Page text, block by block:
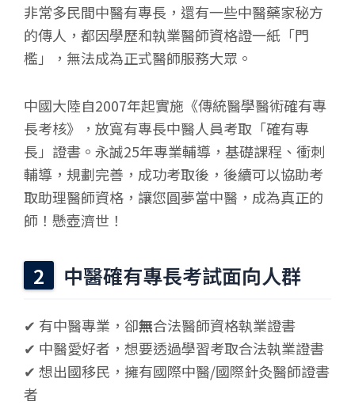
非常多民間中醫有專長，還有一些中醫藥家秘方
的傳人，都因學歷和執業醫師資格證一紙「門
檻」，無法成為正式醫師服務大眾。
中國大陸自2007年起實施《傳統醫學醫術確有專
長考核》，放寬有專長中醫人員考取「確有專
長」證書。永誠25年專業輔導，基礎課程、衝刺
輔導，規劃完善，成功考取後，後續可以協助考
取助理醫師資格，讓您圓夢當中醫，成為真正的
師！懸壺濟世！
中醫確有專長考試面向人群
✔ 有中醫專業，卻無合法醫師資格執業證書
✔ 中醫愛好者，想要透過學習考取合法執業證書
✔ 想出國移民，擁有國際中醫/國際針灸醫師證書
者